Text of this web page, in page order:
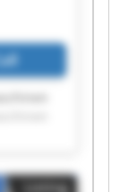
Listing